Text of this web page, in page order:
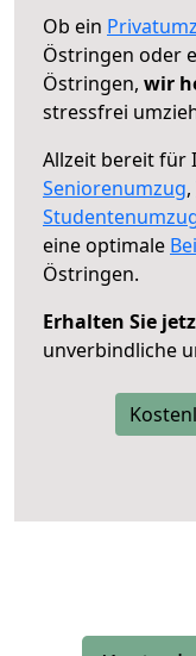
Ob ein
Östringen oder
Östringen, wir
stressfrei
Allzeit bereit für
Seniorenumzug,
eine optimale
Östringen.
Erhalten Sie
unverbindliche